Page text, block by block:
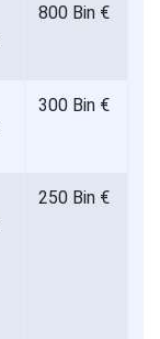
800 Bin €
300 Bin €
250 Bin €